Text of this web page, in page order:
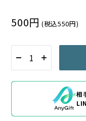
500円 (税込550円)
相